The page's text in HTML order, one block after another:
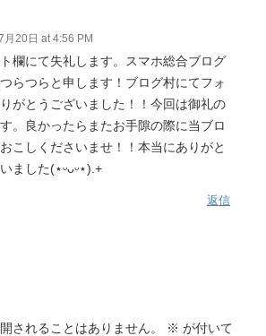
月20日 at 4:56 PM
欄にて失礼します。スマホ総合ブログ
らつらと申します！ブログ村にてフォ
がとうございました！！今回は御礼の
。良かったらまたお手隙の際に当ブロ
こしくださいませ！！本当にありがと
ました(⋆ᵕᴗᵕ⋆).+
返信
されることはありません。 ※ が付いて